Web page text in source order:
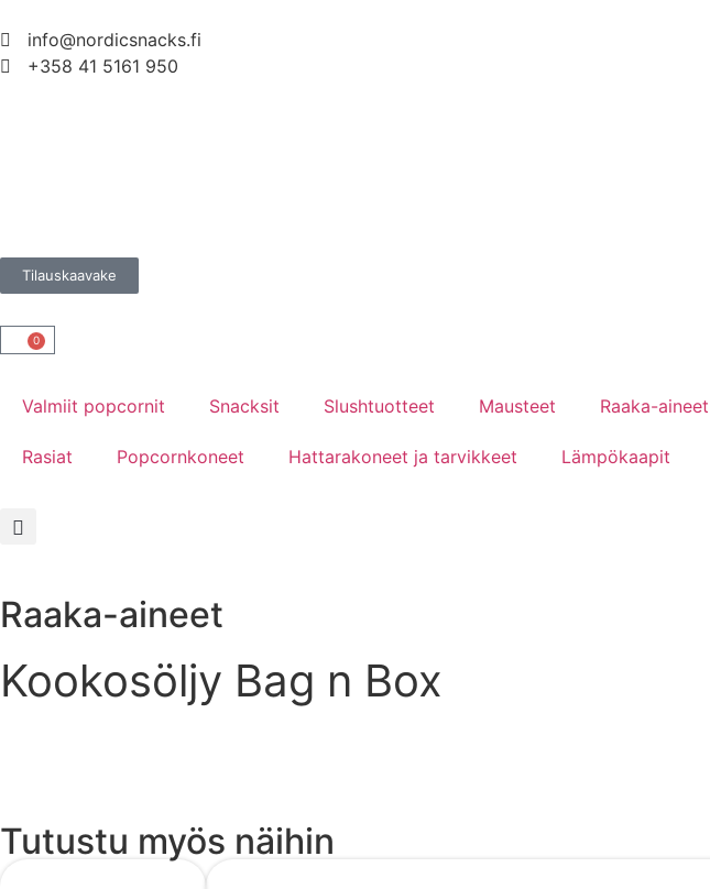
info@nordicsnacks.fi
+358 41 5161 950
Tilauskaavake
0
Valmiit popcornit Snacksit Slushtuotteet Mausteet Raaka-aineet
Rasiat Popcornkoneet Hattarakoneet ja tarvikkeet Lämpökaapit
Raaka-aineet
Kookosöljy Bag n Box
Tutustu myös näihin